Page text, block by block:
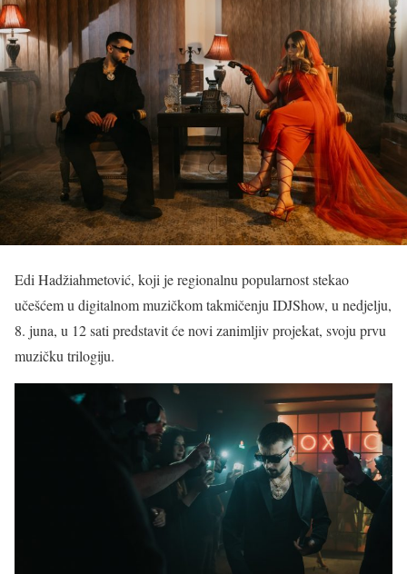
Edi Hadžiahmetović, koji je regionalnu popularnost stekao
učešćem u digitalnom muzičkom takmičenju IDJShow, u nedjelju,
8. juna, u 12 sati predstavit će novi zanimljiv projekat, svoju prvu
muzičku trilogiju.